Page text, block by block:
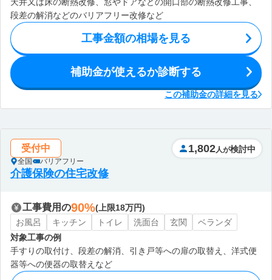
段差の解消などのバリアフリー改修など
工事金額の相場を見る
補助金が使えるか診断する
この補助金の詳細を見る
受付中
全国 バリアフリー
1,802 人が検討中
介護保険の住宅改修
工事費用の90%(上限18万円)
お風呂
キッチン トイレ 洗面台 玄関
ベランダ
対象工事の例
手すりの取付け、段差の解消、引き戸等への扉の取替え、洋式便
器等への便器の取替えなど